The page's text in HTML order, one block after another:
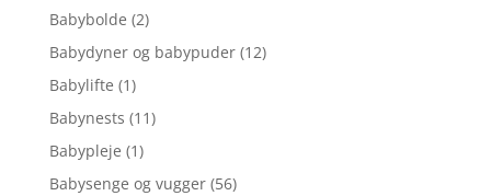
Babybolde (2)
Babydyner og babypuder (12)
Babylifte (1)
Babynests (11)
Babypleje (1)
Babysenge og vugger (56)